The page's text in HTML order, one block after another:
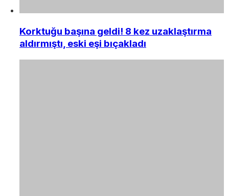
Korktuğu başına geldi! 8 kez uzaklaştırma
aldırmıştı, eski eşi bıçakladı